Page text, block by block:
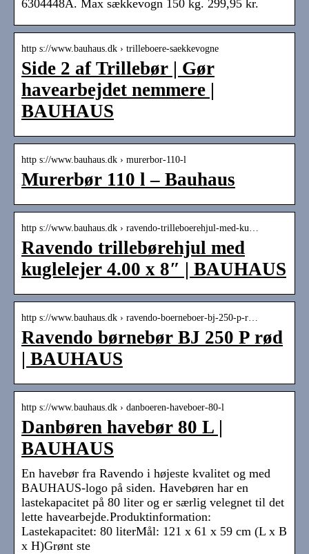
6304448A. Max sækkevogn 150 kg. 299,95 kr.
http s://www.bauhaus.dk › trilleboere-saekkevogne
Side 2 af Trillebør | Gør
havearbejdet nemmere |
BAUHAUS
http s://www.bauhaus.dk › murerbor-110-l
Murerbør 110 l – Bauhaus
http s://www.bauhaus.dk › ravendo-trilleboerehjul-med-ku…
Ravendo trillebørehjul med
kuglelejer 4.00 x 8″ | BAUHAUS
http s://www.bauhaus.dk › ravendo-boerneboer-bj-250-p-r…
Ravendo børnebør BJ 250 P rød
| BAUHAUS
http s://www.bauhaus.dk › danboeren-haveboer-80-l
Danbøren havebør 80 L |
BAUHAUS
En havebør fra Ravendo i højeste kvalitet og med
BAUHAUS-logo på siden. Havebøren har en
lastekapacitet på 80 liter og er særlig velegnet til det
lette havearbejde.Produktinformation:
Lastekapacitet: 80 literMål: 121 x 61 x 59 cm (L x B
x H)Grønt ste